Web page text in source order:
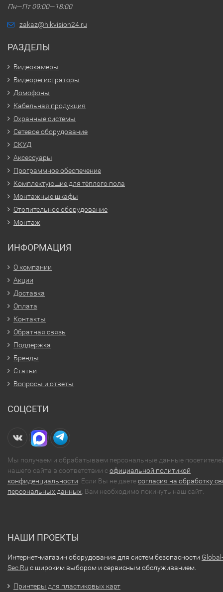
Пн—Пт 09:00—18:00
zakaz@hikvision24.ru
РАЗДЕЛЫ
Видеокамеры
Видеорегистраторы
Домофоны
Кабельная продукция
Охранные системы
Сетевое оборудование
СКУД
Аксессуары
Программное обеспечение
Комплектующие для тёплого пола
Монтажные шкафы
Отопительное оборудование
Монтаж
ИНФОРМАЦИЯ
О компании
Акции
Доставка
Оплата
Контакты
Обратная связь
Поддержка
Бренды
Статьи
Вопросы и ответы
СОЦСЕТИ
Мы получаем и обрабатываем персональные данные
нашего сайта в соответствии софициальной политикой
конфиденциальности . Если Вы не даетесогласия на обработку
персональных данных , Вам необходимо покинуть наш сайт.
НАШИ ПРОЕКТЫ
Интернет-магазин оборудования для систем безопасности Global-
Sec.Ru с широким выбором и сервисным обслуживанием.
Принтеры для пластиковых карт